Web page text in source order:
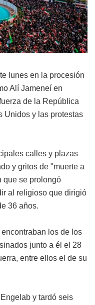
lunes en la procesión
Alí Jameneí en
de la República
Unidos y las protestas
calles y plazas
y gritos de "muerte a
que se prolongó
al religioso que dirigió
36 años.
los de los
junto a él el 28
entre ellos el de su
y tardó seis